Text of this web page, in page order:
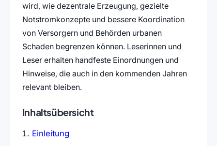
wird, wie dezentrale Erzeugung, gezielte
Notstromkonzepte und bessere Koordination
von Versorgern und Behörden urbanen
Schaden begrenzen können. Leserinnen und
Leser erhalten handfeste Einordnungen und
Hinweise, die auch in den kommenden Jahren
relevant bleiben.
Inhaltsübersicht
Einleitung